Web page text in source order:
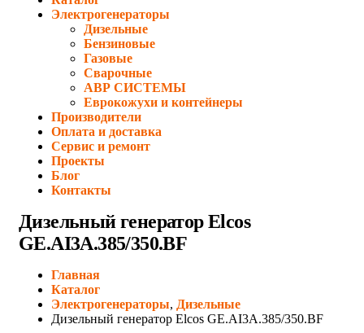
Электрогенераторы
Дизельные
Бензиновые
Газовые
Сварочные
АВР СИСТЕМЫ
Еврокожухи и контейнеры
Производители
Оплата и доставка
Сервис и ремонт
Проекты
Блог
Контакты
Дизельный генератор Elcos
GE.AI3A.385/350.BF
Главная
Каталог
Электрогенераторы, Дизельные
Дизельный генератор Elcos GE.AI3A.385/350.BF